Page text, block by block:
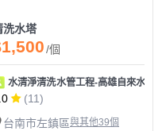
/高雄水塔清洗
洗水塔
/個
水清淨清洗水管工程-高雄自來水管
(11)
台南市左鎮區與其他39個